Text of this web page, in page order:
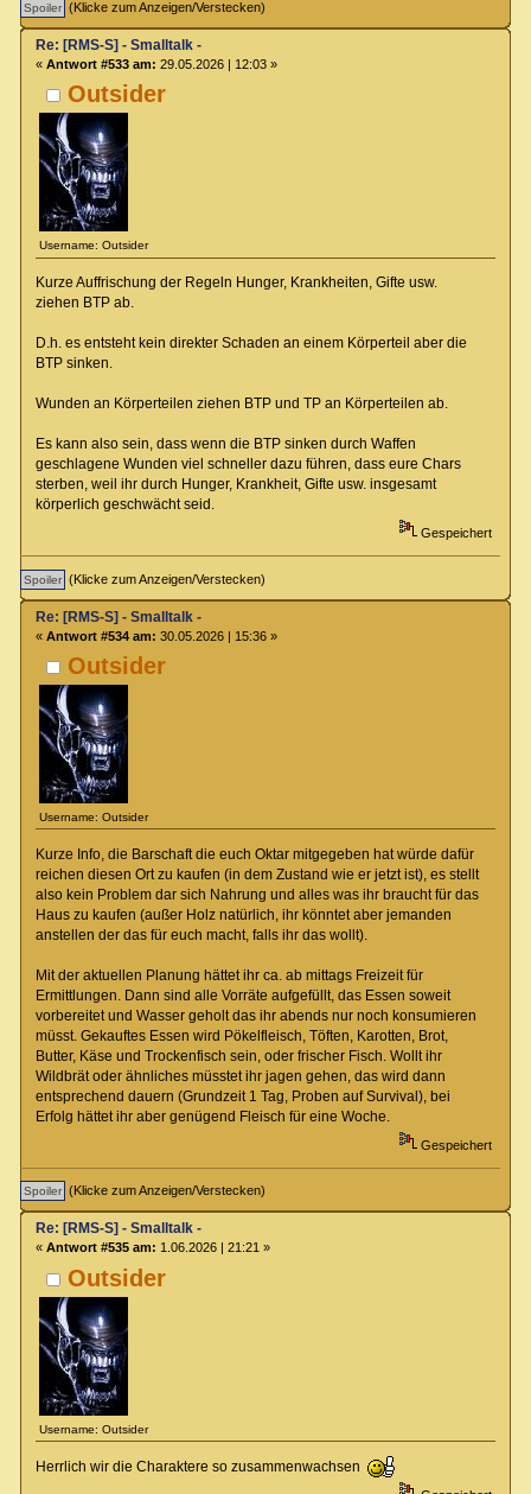
(Klicke zum Anzeigen/Verstecken)
Outsider
Username: Outsider
Re: [RMS-S] - Smalltalk -
« Antwort #533 am: 29.05.2026 | 12:03 »
Kurze Auffrischung der Regeln Hunger, Krankheiten, Gifte usw.
ziehen BTP ab.
D.h. es entsteht kein direkter Schaden an einem Körperteil aber die
BTP sinken.
Wunden an Körperteilen ziehen BTP und TP an Körperteilen ab.
Es kann also sein, dass wenn die BTP sinken durch Waffen
geschlagene Wunden viel schneller dazu führen, dass eure Chars
sterben, weil ihr durch Hunger, Krankheit, Gifte usw. insgesamt
körperlich geschwächt seid.
Gespeichert
(Klicke zum Anzeigen/Verstecken)
Outsider
Username: Outsider
Re: [RMS-S] - Smalltalk -
« Antwort #534 am: 30.05.2026 | 15:36 »
Kurze Info, die Barschaft die euch Oktar mitgegeben hat würde dafür
reichen diesen Ort zu kaufen (in dem Zustand wie er jetzt ist), es stellt
also kein Problem dar sich Nahrung und alles was ihr braucht für das
Haus zu kaufen (außer Holz natürlich, ihr könntet aber jemanden
anstellen der das für euch macht, falls ihr das wollt).
Mit der aktuellen Planung hättet ihr ca. ab mittags Freizeit für
Ermittlungen. Dann sind alle Vorräte aufgefüllt, das Essen soweit
vorbereitet und Wasser geholt das ihr abends nur noch konsumieren
müsst. Gekauftes Essen wird Pökelfleisch, Töften, Karotten, Brot,
Butter, Käse und Trockenfisch sein, oder frischer Fisch. Wollt ihr
Wildbrät oder ähnliches müsstet ihr jagen gehen, das wird dann
entsprechend dauern (Grundzeit 1 Tag, Proben auf Survival), bei
Erfolg hättet ihr aber genügend Fleisch für eine Woche.
Gespeichert
(Klicke zum Anzeigen/Verstecken)
Outsider
Username: Outsider
Re: [RMS-S] - Smalltalk -
« Antwort #535 am: 1.06.2026 | 21:21 »
Herrlich wir die Charaktere so zusammenwachsen